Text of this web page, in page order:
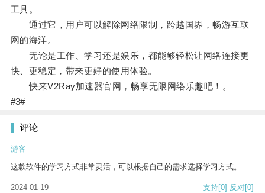
工具。
通过它，用户可以解除网络限制，跨越国界，畅游互联
网的海洋。
无论是工作、学习还是娱乐，都能够轻松让网络连接更
快、更稳定，带来更好的使用体验。
快来V2Ray加速器官网，畅享无限网络乐趣吧！。
#3#
评论
游客
这款软件的学习方式非常灵活，可以根据自己的需求选择学习方式。
2024-01-19 支持[0] 反对[0]